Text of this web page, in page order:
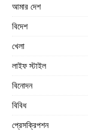
আমার দেশ
বিদেশ
খেলা
লাইফ স্টাইল
বিনোদন
বিবিধ
প্রেসক্রিপশন